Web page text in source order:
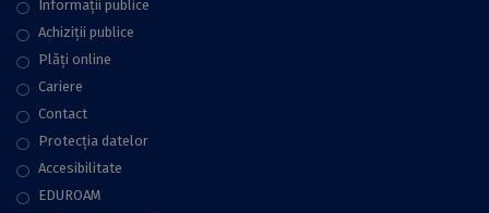
Informații publice
Achiziții publice
Plăţi online
Cariere
Contact
Protecţia datelor
Accesibilitate
EDUROAM